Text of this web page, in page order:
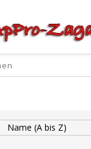
Name (A bis Z)